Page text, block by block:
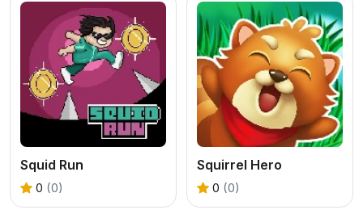
Squid Run
0 (0)
Squirrel Hero
0 (0)